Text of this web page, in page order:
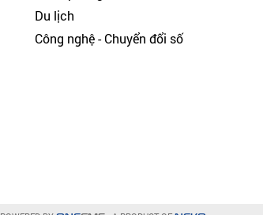
Du lịch
Công nghệ - Chuyển đổi số